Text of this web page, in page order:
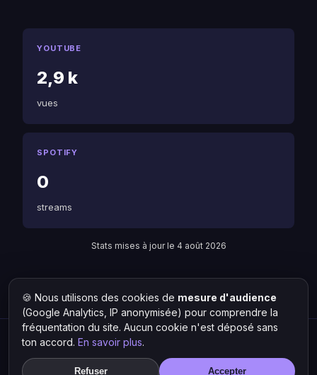
YOUTUBE
2,9 k
vues
SPOTIFY
0
streams
Stats mises à jour le 4 août 2026
Retour à Skobar Liste des artistes
Hit Lokal·L'actu rap & musique urbaine
© 2026 — Tous droits réservés ·Mentions légales·Gérer les
🍪 Nous utilisons des cookies de mesure d'audience
(Google Analytics, IP anonymisée) pour comprendre la
fréquentation du site. Aucun cookie n'est déposé sans
ton accord. En savoir plus.
Refuser Accepter